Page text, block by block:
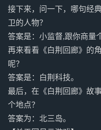
接下来，问一下，哪句经
卫的人物？
答案是：小监督,跟你商量
再来看看《白荆回廊》的
呢？
答案是：白荆科技。
最后，在《白荆回廊》故
个地点？
答案为：北三岛。